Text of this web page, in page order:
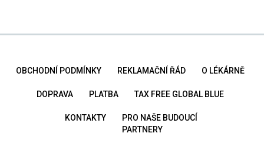
OBCHODNÍ PODMÍNKY REKLAMAČNÍ ŘÁD O LÉKÁRNĚ
DOPRAVA PLATBA TAX FREE GLOBAL BLUE
KONTAKTY
PRO NAŠE BUDOUCÍ
PARTNERY